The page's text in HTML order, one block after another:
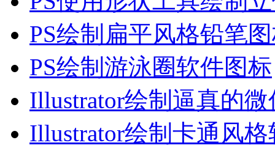
PS绘制扁平风格铅笔
PS绘制游泳圈软件图标
Illustrator绘制逼真的微
Illustrator绘制卡通风格